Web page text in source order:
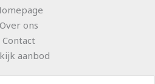
Over ons
Contact
aanbod